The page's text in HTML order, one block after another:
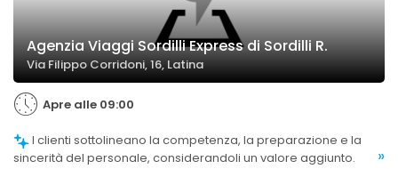
Agenzia Viaggi Sordilli Express di Sordilli R.
Via Filippo Corridoni, 16, Latina
Apre alle 09:00
sincerità del personale, considerandoli un valore aggiunto.
»